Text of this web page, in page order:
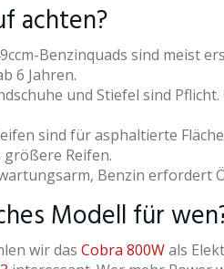
achten?
Benzinquads sind meist
6 Jahren.
und Stiefel sind
sind für asphaltierte
Reifen.
Benzin erfordert
Modell für
wir das Cobra 800Wals